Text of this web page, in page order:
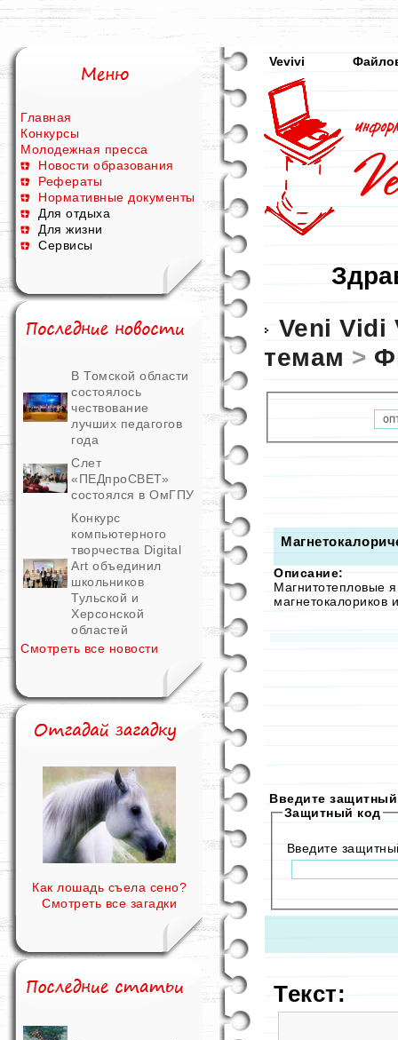
Главная
Конкурсы
Молодежная пресса
Новости образования
Рефераты
Нормативные документы
Для отдыха
Для жизни
Сервисы
В Томской области
состоялось
чествование
лучших педагогов
года
Слет
«ПЕДпроСВЕТ»
состоялся в ОмГПУ
Конкурс
компьютерного
творчества Digital
Art объединил
школьников
Тульской и
Херсонской
областей
Смотреть все новости
Как лошадь съела сено?
Смотреть все загадки
Vevivi
Veni Vidi
темам>
Описание:
Магнитотепловые
магнетокалориков
Введите
Защитный код
Введите
Текст: